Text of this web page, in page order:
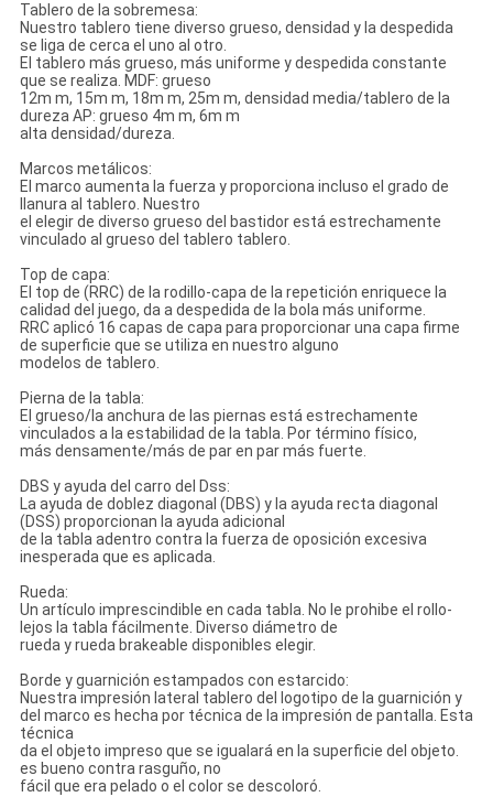
Tablero de la sobremesa:
Nuestro tablero tiene diverso grueso, densidad y la despedida
se liga de cerca el uno al otro.
El tablero más grueso, más uniforme y despedida constante
que se realiza. MDF: grueso
12m m, 15m m, 18m m, 25m m, densidad media/tablero de la
dureza AP: grueso 4m m, 6m m
alta densidad/dureza.
Marcos metálicos:
El marco aumenta la fuerza y proporciona incluso el grado de
llanura al tablero. Nuestro
el elegir de diverso grueso del bastidor está estrechamente
vinculado al grueso del tablero tablero.
Top de capa:
El top de (RRC) de la rodillo-capa de la repetición enriquece la
calidad del juego, da a despedida de la bola más uniforme.
RRC aplicó 16 capas de capa para proporcionar una capa firme
de superficie que se utiliza en nuestro alguno
modelos de tablero.
Pierna de la tabla:
El grueso/la anchura de las piernas está estrechamente
vinculados a la estabilidad de la tabla. Por término físico,
más densamente/más de par en par más fuerte.
DBS y ayuda del carro del Dss:
La ayuda de doblez diagonal (DBS) y la ayuda recta diagonal
(DSS) proporcionan la ayuda adicional
de la tabla adentro contra la fuerza de oposición excesiva
inesperada que es aplicada.
Rueda:
Un artículo imprescindible en cada tabla. No le prohibe el rollo-
lejos la tabla fácilmente. Diverso diámetro de
rueda y rueda brakeable disponibles elegir.
Borde y guarnición estampados con estarcido:
Nuestra impresión lateral tablero del logotipo de la guarnición y
del marco es hecha por técnica de la impresión de pantalla. Esta
técnica
da el objeto impreso que se igualará en la superficie del objeto.
es bueno contra rasguño, no
fácil que era pelado o el color se descoloró.